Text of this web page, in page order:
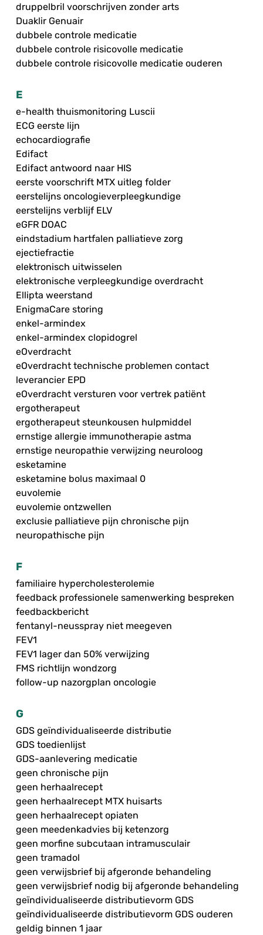
druppelbril voorschrijven zonder arts
Duaklir Genuair
dubbele controle medicatie
dubbele controle risicovolle medicatie
dubbele controle risicovolle medicatie ouderen
E
e-health thuismonitoring Luscii
ECG eerste lijn
echocardiografie
Edifact
Edifact antwoord naar HIS
eerste voorschrift MTX uitleg folder
eerstelijns oncologieverpleegkundige
eerstelijns verblijf ELV
eGFR DOAC
eindstadium hartfalen palliatieve zorg
ejectiefractie
elektronisch uitwisselen
elektronische verpleegkundige overdracht
Ellipta weerstand
EnigmaCare storing
enkel-armindex
enkel-armindex clopidogrel
eOverdracht
eOverdracht technische problemen contact
leverancier EPD
eOverdracht versturen voor vertrek patiënt
ergotherapeut
ergotherapeut steunkousen hulpmiddel
ernstige allergie immunotherapie astma
ernstige neuropathie verwijzing neuroloog
esketamine
esketamine bolus maximaal 0
euvolemie
euvolemie ontzwellen
exclusie palliatieve pijn chronische pijn
neuropathische pijn
F
familiaire hypercholesterolemie
feedback professionele samenwerking bespreken
feedbackbericht
fentanyl-neusspray niet meegeven
FEV1
FEV1 lager dan 50% verwijzing
FMS richtlijn wondzorg
follow-up nazorgplan oncologie
G
GDS geïndividualiseerde distributie
GDS toedienlijst
GDS-aanlevering medicatie
geen chronische pijn
geen herhaalrecept
geen herhaalrecept MTX huisarts
geen herhaalrecept opiaten
geen meedenkadvies bij ketenzorg
geen morfine subcutaan intramusculair
geen tramadol
geen verwijsbrief bij afgeronde behandeling
geen verwijsbrief nodig bij afgeronde behandeling
geïndividualiseerde distributievorm GDS
geïndividualiseerde distributievorm GDS ouderen
geldig binnen 1 jaar